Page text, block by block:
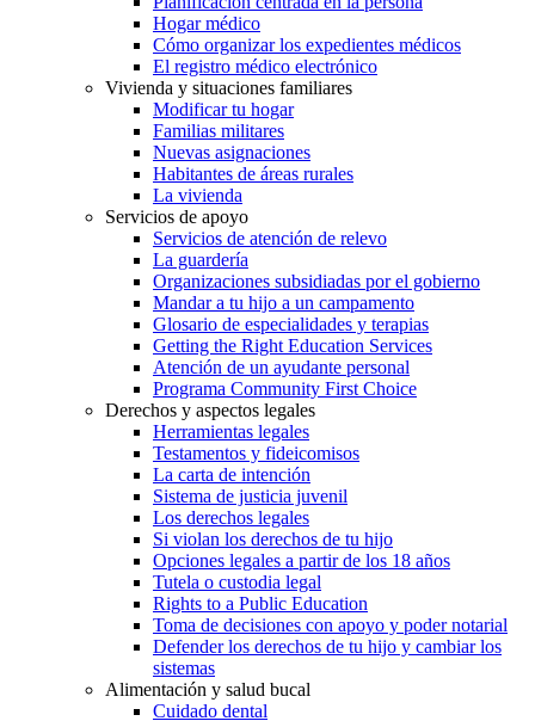
Hogar médico
Cómo organizar los expedientes médicos
El registro médico electrónico
Vivienda y situaciones familiares
Modificar tu hogar
Familias militares
Nuevas asignaciones
Habitantes de áreas rurales
La vivienda
Servicios de apoyo
Servicios de atención de relevo
La guardería
Organizaciones subsidiadas por el gobierno
Mandar a tu hijo a un campamento
Glosario de especialidades y terapias
Getting the Right Education Services
Atención de un ayudante personal
Programa Community First Choice
Derechos y aspectos legales
Herramientas legales
Testamentos y fideicomisos
La carta de intención
Sistema de justicia juvenil
Los derechos legales
Si violan los derechos de tu hijo
Opciones legales a partir de los 18 años
Tutela o custodia legal
Rights to a Public Education
Toma de decisiones con apoyo y poder notarial
Defender los derechos de tu hijo y cambiar los
sistemas
Alimentación y salud bucal
Cuidado dental